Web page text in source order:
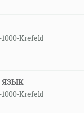
1000-Krefeld
ЯЗЫК
1000-Krefeld